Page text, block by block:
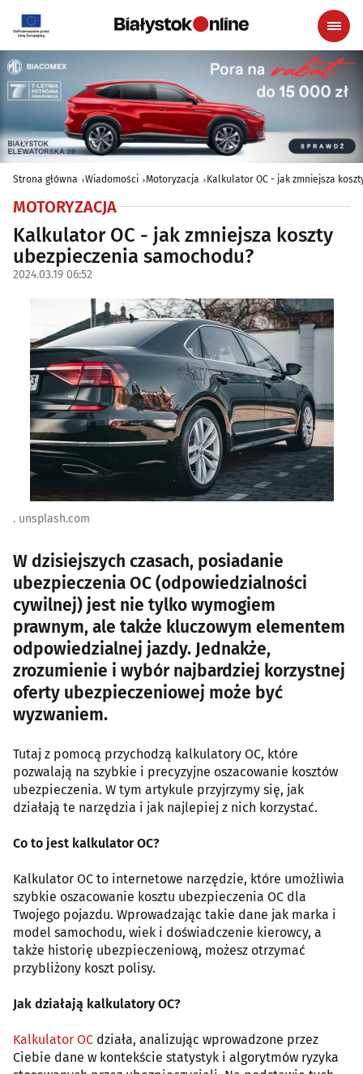
Strona główna Wiadomości Motoryzacja Kalkulator OC - jak zmniejsza
MOTORYZACJA
Kalkulator OC - jak zmniejsza koszty
ubezpieczenia samochodu?
2024.03.19 06:52
. unsplash.com
W dzisiejszych czasach, posiadanie
ubezpieczenia OC (odpowiedzialności
cywilnej) jest nie tylko wymogiem
prawnym, ale także kluczowym elementem
odpowiedzialnej jazdy. Jednakże,
zrozumienie i wybór najbardziej korzystnej
oferty ubezpieczeniowej może być
wyzwaniem.
Tutaj z pomocą przychodzą kalkulatory OC, które
pozwalają na szybkie i precyzyjne oszacowanie kosztów
ubezpieczenia. W tym artykule przyjrzymy się, jak
działają te narzędzia i jak najlepiej z nich korzystać.
Co to jest kalkulator OC?
Kalkulator OC to internetowe narzędzie, które umożliwia
szybkie oszacowanie kosztu ubezpieczenia OC dla
Twojego pojazdu. Wprowadzając takie dane jak marka i
model samochodu, wiek i doświadczenie kierowcy, a
także historię ubezpieczeniową, możesz otrzymać
przybliżony koszt polisy.
Jak działają kalkulatory OC?
Kalkulator OC działa, analizując wprowadzone przez
Ciebie dane w kontekście statystyk i algorytmów ryzyka